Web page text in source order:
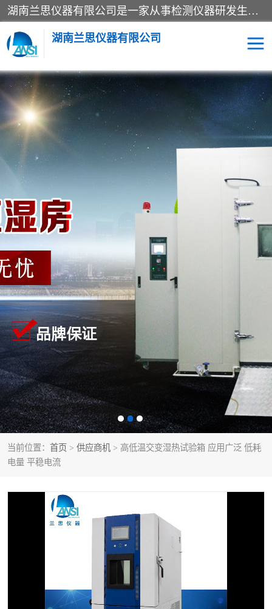
湖南兰思仪器有限公司是一家从事检测仪器研发生产销售和维修保养服务的综合型企业，产品符合国际标准可按需定制专业售前售后工程师，主要有门窗性能体验箱、门窗隔音展示箱、恒温恒湿试验箱、步入式恒温恒湿房、高低温试验箱、老化试验箱、老化试验房、恒温恒湿培养箱、水泥标准养护试验箱、电热鼓风干燥试验箱、真空干燥箱、工业烤箱、盐雾腐蚀试验箱等。
湖南兰思仪器有限公司
当前位置： 首页 > 供应商机 > 高低温交变湿热试验箱 应用广泛 低耗
电量 平稳电流
老化房 恒温恒湿试验箱
工业烘箱 门窗体验箱